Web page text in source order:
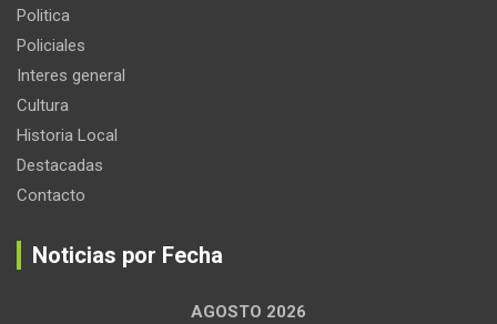
Politica
Policiales
Interes general
Cultura
Historia Local
Destacadas
Contacto
Noticias por Fecha
AGOSTO 2026